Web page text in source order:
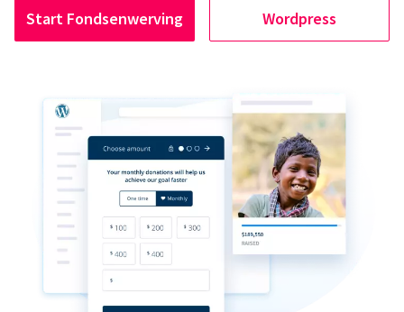
Start Fondsenwerving Wordpress